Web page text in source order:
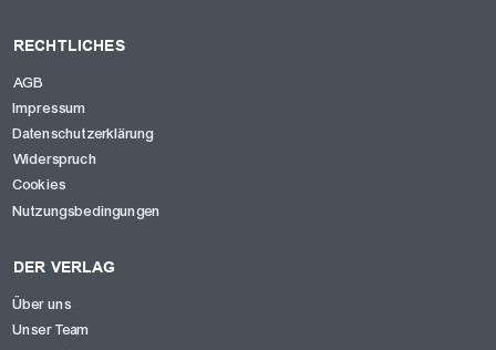
RECHTLICHES
AGB
Impressum
Datenschutzerklärung
Widerspruch
Cookies
Nutzungsbedingungen
DER VERLAG
Über uns
Unser Team